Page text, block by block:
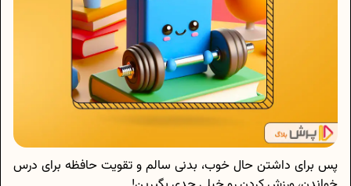
پس برای داشتن حال خوب، بدنی سالم و تقویت حافظه برای درس